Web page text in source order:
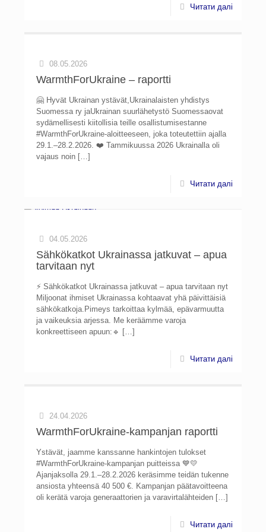
Читати далі
08.05.2026
WarmthForUkraine – raportti
🤗 Hyvät Ukrainan ystävät,Ukrainalaisten yhdistys
Suomessa ry jaUkrainan suurlähetystö Suomessaovat
sydämellisesti kiitollisia teille osallistumisestanne
#WarmthForUkraine-aloitteeseen, joka toteutettiin ajalla
29.1.–28.2.2026. ❤️ Tammikuussa 2026 Ukrainalla oli
vajaus noin […]
Читати далі
04.05.2026
Sähkökatkot Ukrainassa jatkuvat – apua
tarvitaan nyt
⚡ Sähkökatkot Ukrainassa jatkuvat – apua tarvitaan nyt
Miljoonat ihmiset Ukrainassa kohtaavat yhä päivittäisiä
sähkökatkoja.Pimeys tarkoittaa kylmää, epävarmuutta
ja vaikeuksia arjessa. Me keräämme varoja
konkreettiseen apuun:🔹 […]
Читати далі
24.04.2026
WarmthForUkraine-kampanjan raportti
Ystävät, jaamme kanssanne hankintojen tulokset
#WarmthForUkraine-kampanjan puitteissa 💙💛
Ajanjaksolla 29.1.–28.2.2026 keräsimme teidän tukenne
ansiosta yhteensä 40 500 €. Kampanjan päätavoitteena
oli kerätä varoja generaattorien ja varavirtalähteiden […]
Читати далі